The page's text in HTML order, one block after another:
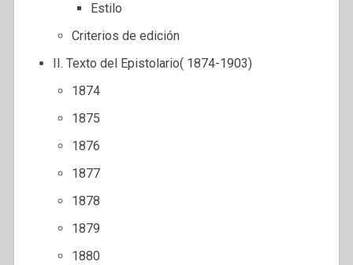
Estilo
Criterios de edición
II. Texto del Epistolario( 1874-1903)
1874
1875
1876
1877
1878
1879
1880